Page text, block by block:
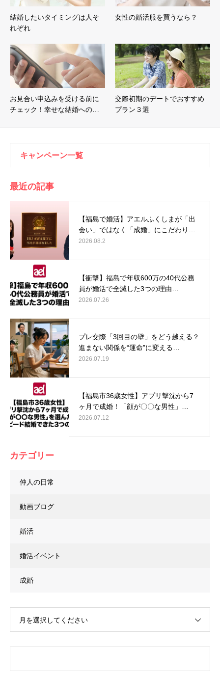
結婚したいタイミングは人そ
れぞれ
女性の婚活服を買うなら？
お見合い申込みを受ける前に
チェック！幸せな結婚への…
交際初期のデートでおすすめ
プラン３選
キャンペーン一覧
最近の記事
【福島で婚活】アエルふくしまが「出
会い」ではなく「成婚」にこだわり…
2026.08.2
【衝撃】福島で年収600万の40代公務
員が婚活で全滅した3つの理由…
2026.07.26
プレ交際「3回目の壁」をどう越える？
進まない関係を“運命”に変える…
2026.07.19
【福島市36歳女性】アプリ撃沈から7
ヶ月で成婚！「顔が〇〇な男性」…
2026.07.12
カテゴリー
仲人の日常
動画ブログ
婚活
婚活イベント
成婚
月を選択してください